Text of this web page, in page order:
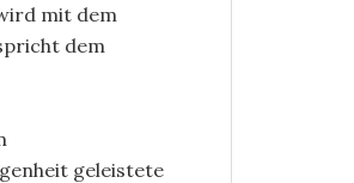
mit dem
dem
geleistete